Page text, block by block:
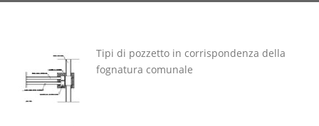
Tipi di pozzetto in corrispondenza della
fognatura comunale